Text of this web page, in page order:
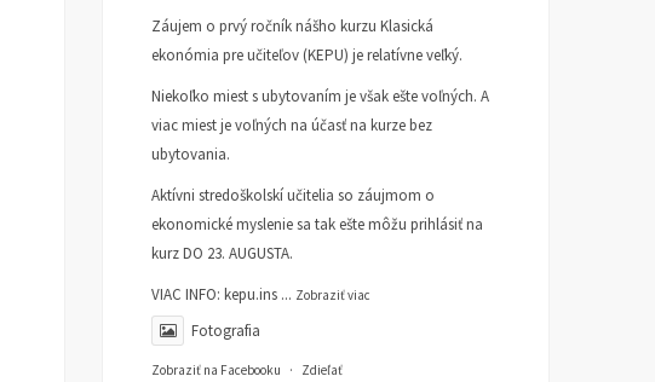
Záujem o prvý ročník nášho kurzu Klasická
ekonómia pre učiteľov (KEPU) je relatívne veľký.
Niekoľko miest s ubytovaním je však ešte voľných. A
viac miest je voľných na účasť na kurze bez
ubytovania.
Aktívni stredoškolskí učitelia so záujmom o
ekonomické myslenie sa tak ešte môžu prihlásiť na
kurz DO 23. AUGUSTA.
VIAC INFO: kepu.ins ... Zobraziť viac
Fotografia
Zobraziť na Facebooku · Zdieľať